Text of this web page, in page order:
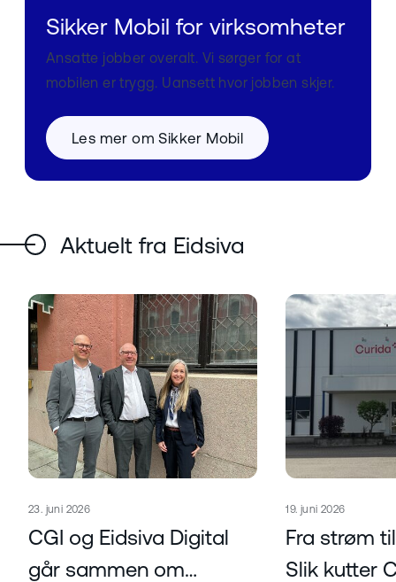
Sikker Mobil for virksomheter
Ansatte jobber overalt. Vi sørger for at
mobilen er trygg. Uansett hvor jobben skjer.
Les mer om Sikker Mobil
Aktuelt fra Eidsiva
Publisert
23. juni 2026
Les mer om
CGI og Eidsiva Digital
går sammen om
Publisert
19. juni 2026
Les mer om
Fra strøm
Slik kutter